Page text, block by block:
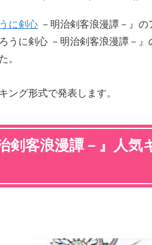
に剣心 －明治剣客浪漫譚－』
うに剣心 －明治剣客浪漫譚－』
。
ング形式で発表します。
剣客浪漫譚－』人気